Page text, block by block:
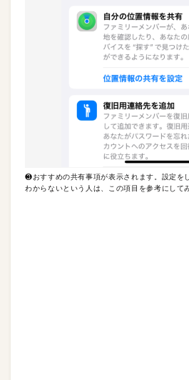
❸おすすめの共有事項が表示されます。設定を
わからないという人は、この項目を参考にして